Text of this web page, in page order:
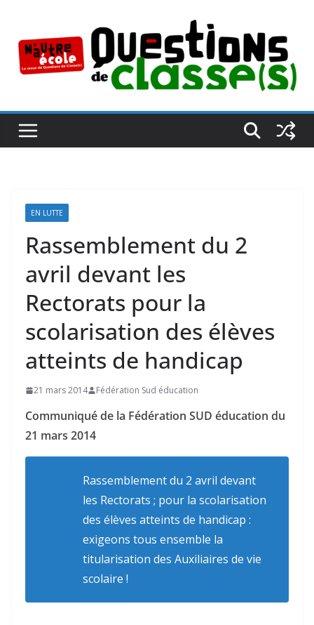
contenu
EN LUTTE
Rassemblement du 2
avril devant les
Rectorats pour la
scolarisation des élèves
atteints de handicap
21 mars 2014 Fédération Sud éducation
Communiqué de la Fédération SUD éducation du
21 mars 2014
Rassemblement du 2 avril devant
les Rectorats ; pour la scolarisation
des élèves atteints de handicap :
exigeons tous ensemble la
titularisation des Auxiliaires de vie
scolaire !